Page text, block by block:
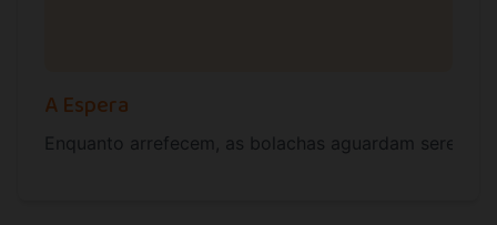
A Espera
Enquanto arrefecem, as bolachas aguardam